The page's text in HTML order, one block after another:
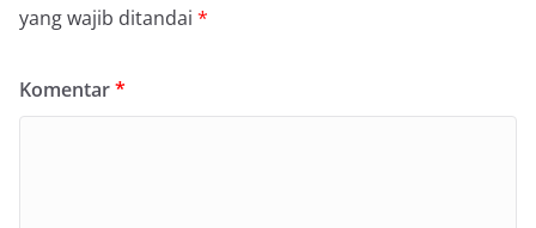
yang wajib ditandai *
Komentar*